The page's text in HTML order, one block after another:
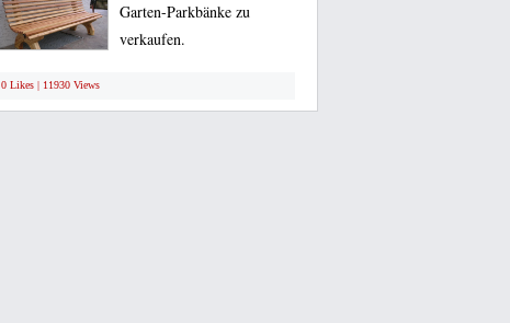
Garten-Parkbänke zu
verkaufen.
0 Likes | 11930 Views